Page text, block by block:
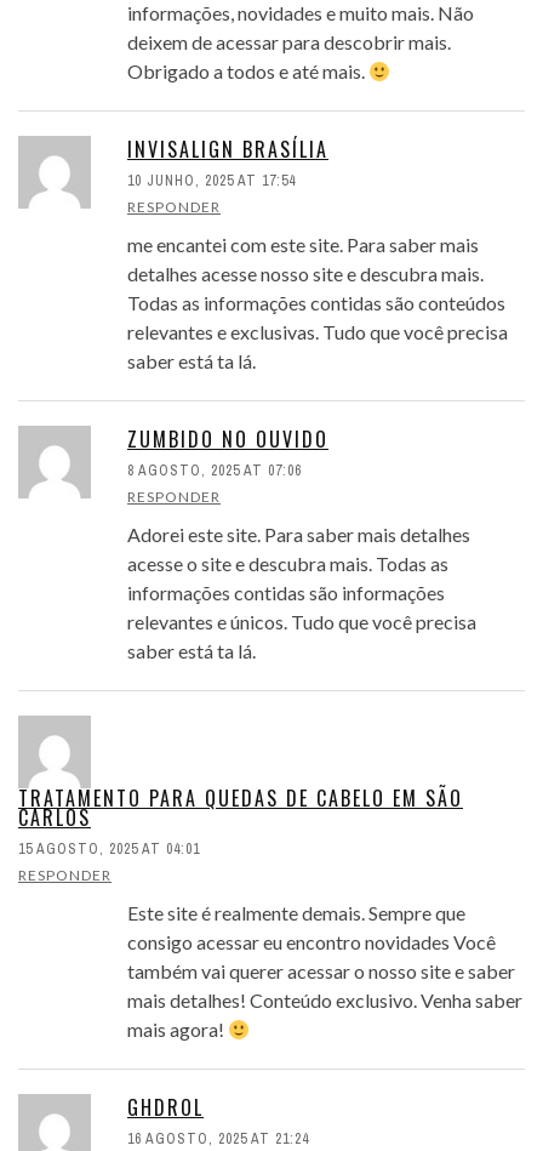
informações, novidades e muito mais. Não
deixem de acessar para descobrir mais.
Obrigado a todos e até mais.
INVISALIGN BRASÍLIA
10 JUNHO, 2025 AT 17:54
RESPONDER
me encantei com este site. Para saber mais
detalhes acesse nosso site e descubra mais.
Todas as informações contidas são conteúdos
relevantes e exclusivas. Tudo que você precisa
saber está ta lá.
ZUMBIDO NO OUVIDO
8 AGOSTO, 2025 AT 07:06
RESPONDER
Adorei este site. Para saber mais detalhes
acesse o site e descubra mais. Todas as
informações contidas são informações
relevantes e únicos. Tudo que você precisa
saber está ta lá.
TRATAMENTO PARA QUEDAS DE CABELO EM SÃO
CARLOS
15 AGOSTO, 2025 AT 04:01
RESPONDER
Este site é realmente demais. Sempre que
consigo acessar eu encontro novidades Você
também vai querer acessar o nosso site e saber
mais detalhes! Conteúdo exclusivo. Venha saber
mais agora!
GHDROL
16 AGOSTO, 2025 AT 21:24